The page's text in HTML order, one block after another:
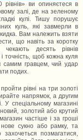
рівнів» ви опиняєтеся в
залі, де на зеленому
кулі. Тишу порушує
куль, які завмерли в
кидка. Вам належить взяти
що навіть за коротку
десять рівнів
точність, щоб кожна куля
самим гравцем, чий удар
подих.
рівні на три золоті
напрямок, а другим
У спеціальному магазині
золотий або крутий
частіше і за гроші
сукно або рамку, та
позмагатися,